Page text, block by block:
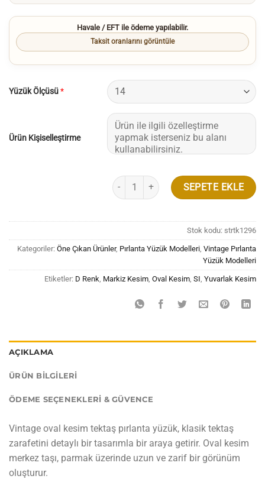
Havale / EFT ile ödeme yapılabilir.
Taksit oranlarını görüntüle
Yüzük Ölçüsü*
Ürün Kişiselleştirme
Vintage Oval Kesim Tektaş Pırlanta
SEPETE EKLE
Stok kodu: strtk1296
Kategoriler: Öne Çıkan Ürünler, Pırlanta Yüzük Modelleri Vintage Pırlanta
Yüzük Modelleri
Etiketler: D Renk Markiz Kesim Oval Kesim SI Yuvarlak Kesim
AÇIKLAMA
ÜRÜN BILGILERI
ÖDEME SEÇENEKLERI & GÜVENCE
Vintage oval kesim tektaş pırlanta yüzük, klasik tektaş
zarafetini detaylı bir tasarımla bir araya getirir. Oval kesim
merkez taşı, parmak üzerinde uzun ve zarif bir görünüm
oluşturur.